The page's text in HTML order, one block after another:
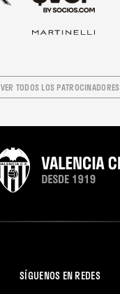
VER TODOS LOS PATROCINADORES
SÍGUENOS EN REDES